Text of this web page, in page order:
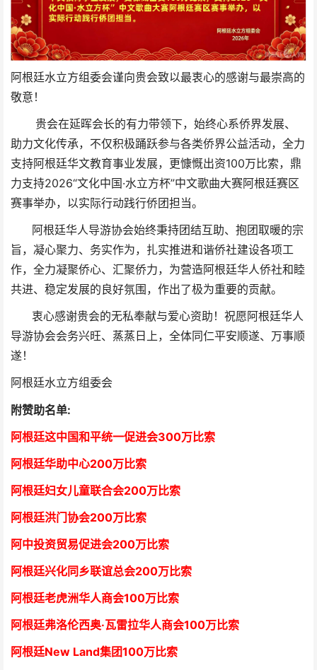
阿根廷水立方组委会谨向贵会致以最衷心的感谢与最崇高的
敬意！
贵会在延晖会长的有力带领下，始终心系侨界发展、
助力文化传承，不仅积极踊跃参与各类侨界公益活动，全力
支持阿根廷华文教育事业发展，更慷慨出资100万比索，鼎
力支持2026“文化中国·水立方杯”中文歌曲大赛阿根廷赛区
赛事举办，以实际行动践行侨团担当。
阿根廷华人导游协会始终秉持团结互助、抱团取暖的宗
旨，凝心聚力、务实作为，扎实推进和谐侨社建设各项工
作，全力凝聚侨心、汇聚侨力，为营造阿根廷华人侨社和睦
共进、稳定发展的良好氛围，作出了极为重要的贡献。
衷心感谢贵会的无私奉献与爱心资助！祝愿阿根廷华人
导游协会会务兴旺、蒸蒸日上，全体同仁平安顺遂、万事顺
遂！
阿根廷水立方组委会
附赞助名单:
阿根廷这中国和平统一促进会300万比索
阿根廷华助中心200万比索
阿根廷妇女儿童联合会200万比索
阿根廷洪门协会200万比索
阿中投资贸易促进会200万比索
阿根廷兴化同乡联谊总会200万比索
阿根廷老虎洲华人商会100万比索
阿根廷弗洛伦西奥·瓦雷拉华人商会100万比索
阿根廷New Land集团100万比索